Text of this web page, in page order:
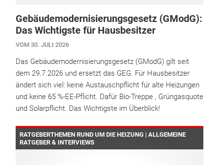
Gebäudemodernisierungsgesetz (GModG):
Das Wichtigste für Hausbesitzer
VOM 30. JULI 2026
Das Gebäudemodernisierungsgesetz (GModG) gilt seit
dem 29.7.2026 und ersetzt das GEG. Für Hausbesitzer
ändert sich viel: keine Austauschpflicht für alte Heizungen
und keine 65 %-EE-Pflicht. Dafür Bio-Treppe , Grüngasquote
und Solarpflicht. Das Wichtigste im Überblick!
RATGEBERTHEMEN RUND UM DIE HEIZUNG | ALLGEMEINE
RATGEBER & INTERVIEWS